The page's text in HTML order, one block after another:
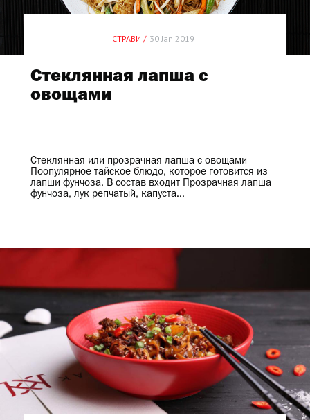
СТРАВИ / 30 Jan 2019
Стеклянная лапша с
овощами
Стеклянная или прозрачная лапша с овощами
Поопулярное тайское блюдо, которое готовится из
лапши фунчоза. В состав входит Прозрачная лапша
фунчоза, лук репчатый, капуста...